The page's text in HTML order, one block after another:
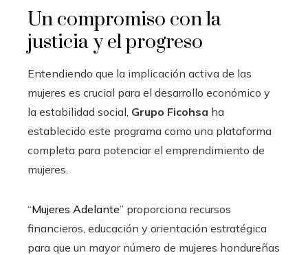
Un compromiso con la
justicia y el progreso
Entendiendo que la implicación activa de las
mujeres es crucial para el desarrollo económico y
la estabilidad social, Grupo Ficohsa ha
establecido este programa como una plataforma
completa para potenciar el emprendimiento de
mujeres.
“Mujeres Adelante” proporciona recursos
financieros, educación y orientación estratégica
para que un mayor número de mujeres hondureñas